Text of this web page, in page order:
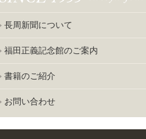
長周新聞について
福田正義記念館のご案内
書籍のご紹介
お問い合わせ